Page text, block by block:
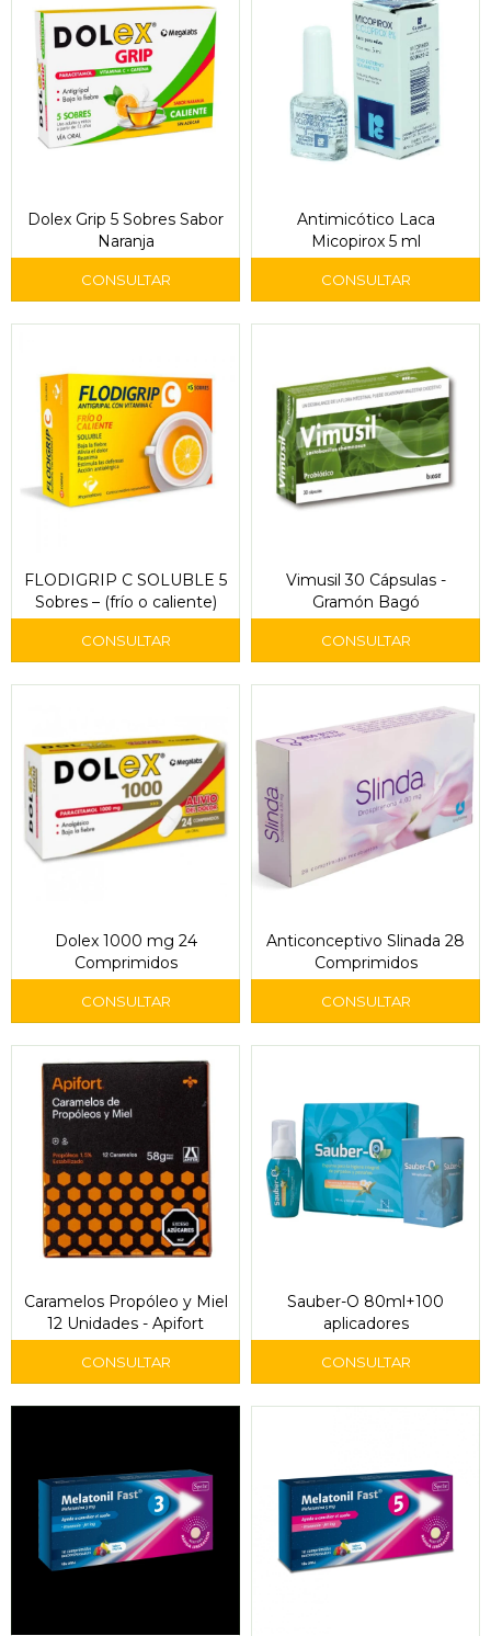
Dolex Grip 5 Sobres Sabor
Naranja
Antimicótico Laca
Micopirox 5 ml
FLODIGRIP C SOLUBLE 5
Sobres – (frío o caliente)
Vimusil 30 Cápsulas -
Gramón Bagó
Dolex 1000 mg 24
Comprimidos
Anticonceptivo Slinada 28
Comprimidos
Caramelos Propóleo y Miel
12 Unidades - Apifort
Sauber-O 80ml+100
aplicadores